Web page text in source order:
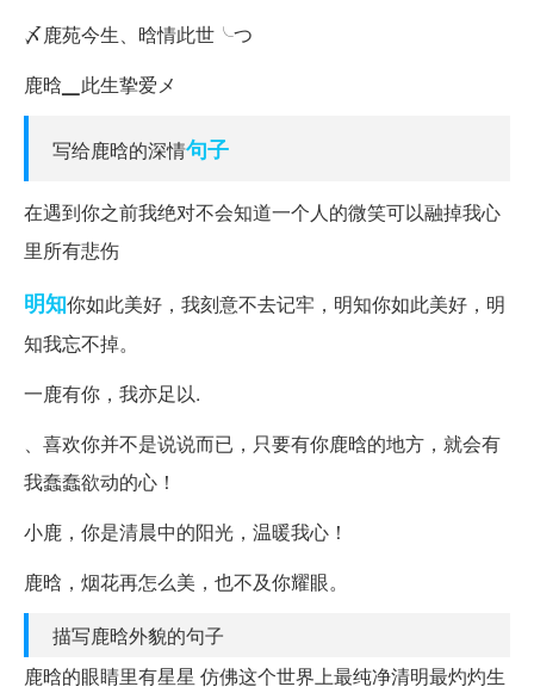
〆鹿苑今生、晗情此世╰つ
鹿晗▁此生挚爱メ
写给鹿晗的深情句子
在遇到你之前我绝对不会知道一个人的微笑可以融掉我心
里所有悲伤
明知你如此美好，我刻意不去记牢，明知你如此美好，明
知我忘不掉。
一鹿有你，我亦足以.
、喜欢你并不是说说而已，只要有你鹿晗的地方，就会有
我蠢蠢欲动的心！
小鹿，你是清晨中的阳光，温暖我心！
鹿晗，烟花再怎么美，也不及你耀眼。
描写鹿晗外貌的句子
鹿晗的眼睛里有星星 仿佛这个世界上最纯净清明最灼灼生